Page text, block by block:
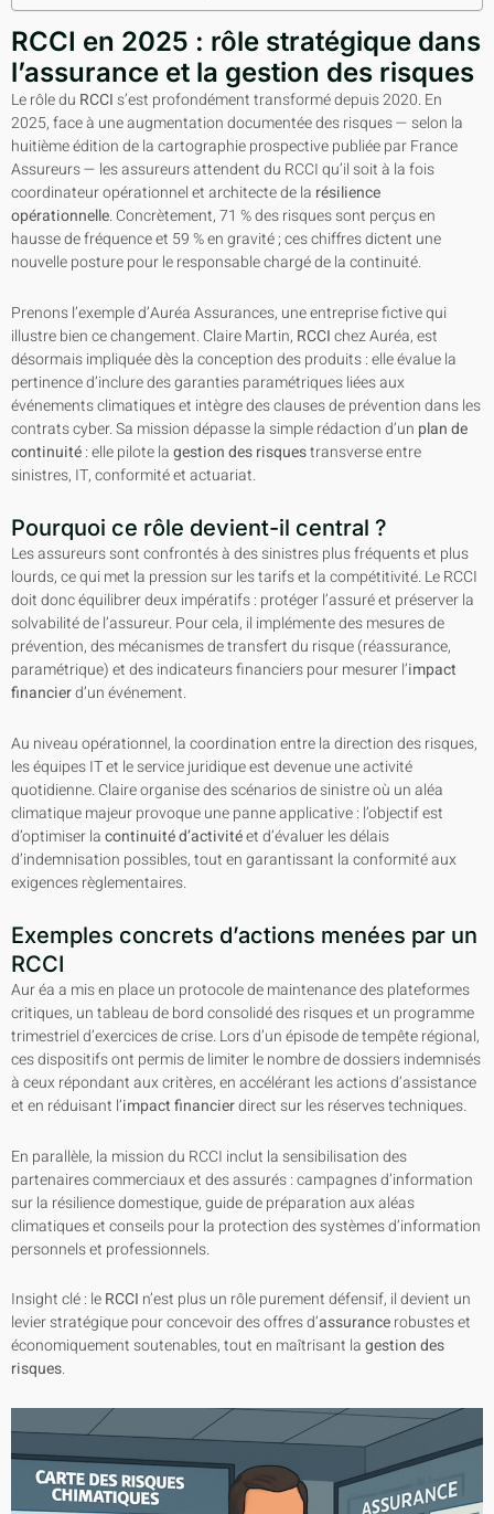
RCCI en 2025 : rôle stratégique dans
l’assurance et la gestion des risques
Le rôle du RCCIs’est profondément transformé depuis 2020. En
2025, face à une augmentation documentée des risques — selon la
huitième édition de la cartographie prospective publiée par France
Assureurs — les assureurs attendent du RCCI qu’il soit à la fois
coordinateur opérationnel et architecte de la résilience
opérationnelle. Concrètement, 71 % des risques sont perçus en
hausse de fréquence et 59 % en gravité ; ces chiffres dictent une
nouvelle posture pour le responsable chargé de la continuité.
Prenons l’exemple d’Auréa Assurances, une entreprise fictive qui
illustre bien ce changement. Claire Martin, RCCIchez Auréa, est
désormais impliquée dès la conception des produits : elle évalue la
pertinence d’inclure des garanties paramétriques liées aux
événements climatiques et intègre des clauses de prévention dans les
contrats cyber. Sa mission dépasse la simple rédaction d’un plan de
continuité: elle pilote lagestion des risquestransverse entre
sinistres, IT, conformité et actuariat.
Pourquoi ce rôle devient-il central ?
Les assureurs sont confrontés à des sinistres plus fréquents et plus
lourds, ce qui met la pression sur les tarifs et la compétitivité. Le RCCI
doit donc équilibrer deux impératifs : protéger l’assuré et préserver la
solvabilité de l’assureur. Pour cela, il implémente des mesures de
prévention, des mécanismes de transfert du risque (réassurance,
paramétrique) et des indicateurs financiers pour mesurer l’impact
financierd’un événement.
Au niveau opérationnel, la coordination entre la direction des risques,
les équipes IT et le service juridique est devenue une activité
quotidienne. Claire organise des scénarios de sinistre où un aléa
climatique majeur provoque une panne applicative : l’objectif est
d’optimiser lacontinuité d’activitéet d’évaluer les délais
d’indemnisation possibles, tout en garantissant la conformité aux
exigences règlementaires.
Exemples concrets d’actions menées par un
RCCI
Aur éa a mis en place un protocole de maintenance des plateformes
critiques, un tableau de bord consolidé des risques et un programme
trimestriel d’exercices de crise. Lors d’un épisode de tempête régional,
ces dispositifs ont permis de limiter le nombre de dossiers indemnisés
à ceux répondant aux critères, en accélérant les actions d’assistance
et en réduisant l’impact financierdirect sur les réserves techniques.
En parallèle, la mission du RCCI inclut la sensibilisation des
partenaires commerciaux et des assurés : campagnes d’information
sur la résilience domestique, guide de préparation aux aléas
climatiques et conseils pour la protection des systèmes d’information
personnels et professionnels.
Insight clé : leRCCI n’est plus un rôle purement défensif, il devient un
levier stratégique pour concevoir des offres d’assurancerobustes et
économiquement soutenables, tout en maîtrisant lagestion des
risques.